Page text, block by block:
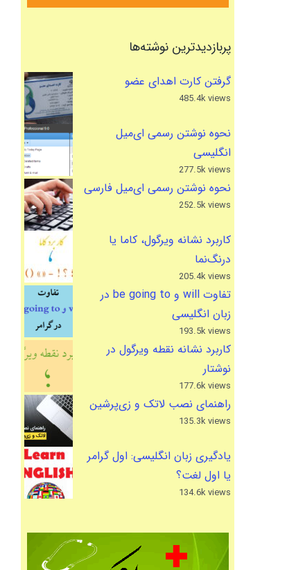
پربازدیدترین نوشته‌ها
گرفتن کارت اهدای عضو
485.4k views
نحوه نوشتن رسمی ای‌میل
انگلیسی
277.5k views
نحوه نوشتن رسمی ای‌میل فارسی
252.5k views
کاربرد نشانه ویرگول، کاما یا
درنگ‌نما
205.4k views
تفاوت will و be going to در
زبان انگلیسی
193.5k views
کاربرد نشانه نقطه ویرگول در
نوشتار
177.6k views
راهنمای نصب لاتک و زی‌پرشین
135.3k views
یادگیری زبان انگلیسی: اول گرامر
یا اول لغت؟
134.6k views